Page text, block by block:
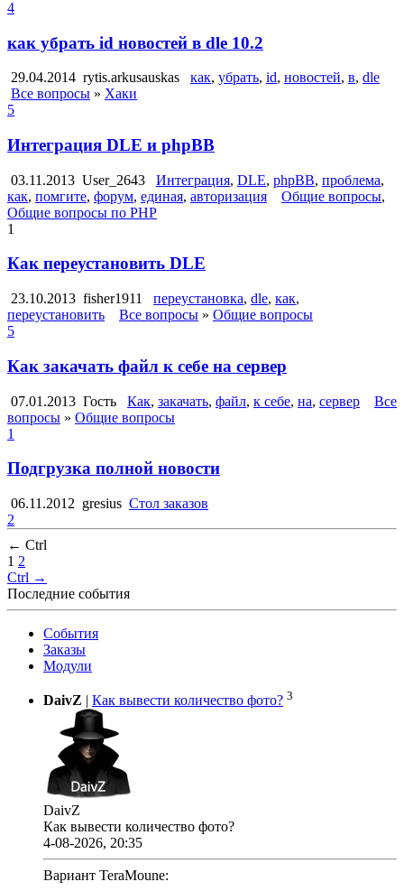
4
как убрать id новостей в dle 10.2
29.04.2014 rytis.arkusauskas как, убрать, id, новостей, в, dle
Все вопросы » Хаки
5
Интеграция DLE и phpBB
03.11.2013 User_2643 Интеграция, DLE, phpBB, проблема,
как, помгите, форум, единая, авторизация Общие вопросы,
Общие вопросы по PHP
1
Как переустановить DLE
23.10.2013 fisher1911 переустановка, dle, как,
переустановить
Все вопросы » Общие вопросы
5
Как закачать файл к себе на сервер
07.01.2013 Гость Как, закачать, файл, к себе, на, сервер
Все
вопросы » Общие вопросы
1
Подгрузка полной новости
06.11.2012 gresius Стол заказов
2
← Ctrl
1 2
Ctrl →
Последние события
События
Заказы
Модули
DaivZ | Как вывести количество фото? 3
DaivZ
Как вывести количество фото?
4-08-2026, 20:35
Вариант TeraMoune: